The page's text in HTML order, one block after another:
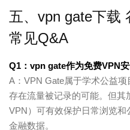
五、vpn gate下
常见Q&A
Q1：vpn gate作为免费VPN
A：VPN Gate属于学术公益
存在流量被记录的可能。但其
VPN）可有效保护日常浏览
金融数据。